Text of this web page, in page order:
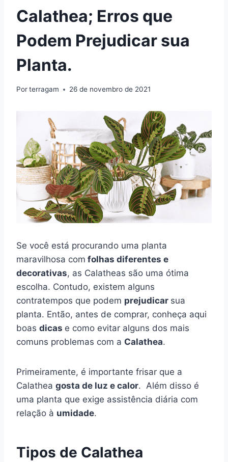
Calathea; Erros que
Podem Prejudicar sua
Planta.
Porterragam 26 de novembro de 2021
Se você está procurando uma planta
maravilhosa com folhas diferentes e
decorativas, as Calatheas são uma ótima
escolha. Contudo, existem alguns
contratempos que podem prejudicar sua
planta. Então, antes de comprar, conheça aqui
boas dicas e como evitar alguns dos mais
comuns problemas com a Calathea.
Primeiramente, é importante frisar que a
Calathea gosta de luz e calor. Além disso é
uma planta que exige assistência diária com
relação à umidade.
Tipos de Calathea